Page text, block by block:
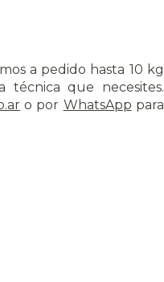
a pedido hasta 10 kg
que necesites.
o por WhatsApp para